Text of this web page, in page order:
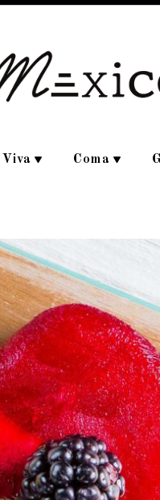
Viva Coma